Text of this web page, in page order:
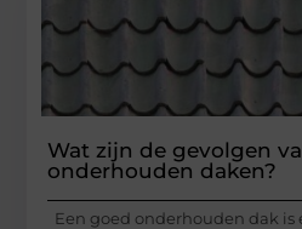
Wat zijn de gevolgen
onderhouden daken?
Een goed onderhouden dak is